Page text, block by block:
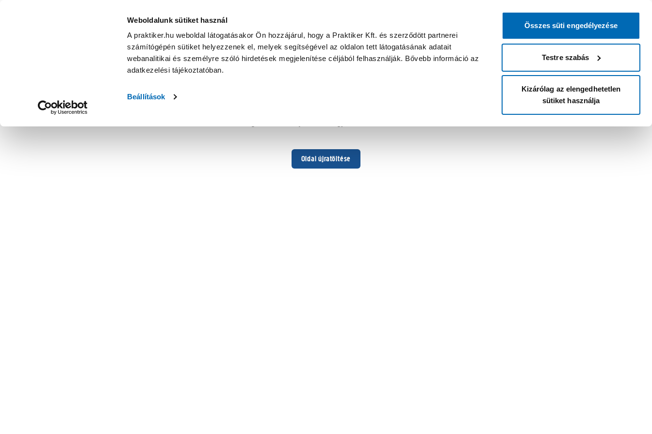
Weboldalunk sütiket használ
A praktiker.hu weboldal látogatásakor Ön hozzájárul, hogy a Praktiker Kft. és szerződött partnerei
számítógépén sütiket helyezzenek el, melyek segítségével az oldalon tett látogatásának adatait
webanalitikai és személyre szóló hirdetések megjelenítése céljából felhasználják. Bővebb információ az
adatkezelési tájékoztatóban.
Beállítások
Összes süti engedélyezése
Testre szabás
Kizárólag az elengedhetetlen
sütiket használja
Oldal újratöltése